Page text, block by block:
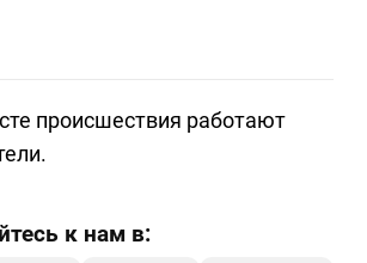
происшествия работают